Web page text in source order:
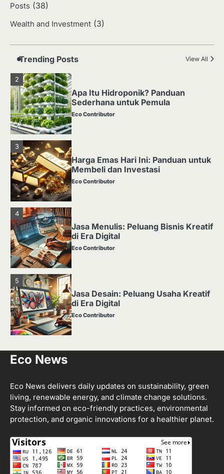
Posts (38)
Wealth and Investment (3)
Trending Posts View All
Media Tanam: Jenis, Fungsi, dan
Eco Contributor
2
Apa Itu Hidroponik? Panduan
Sederhana untuk Pemula
Eco Contributor
3
Harga Emas Hari Ini: Panduan untuk
Membeli dan Investasi
Eco Contributor
4
Jasa Menulis: Peluang Bisnis Kreatif
di Era Digital
Eco Contributor
5
Jasa Desain: Peluang Usaha Kreatif
di Era Digital
Eco Contributor
Eco Contributor
Sederhana untuk Pemula
Eco Contributor
Eco News
Eco News delivers daily updates on sustainability, green
living, renewable energy, and climate change solutions.
Stay informed on eco-friendly practices, environmental
protection, and organic innovations for a healthier planet.